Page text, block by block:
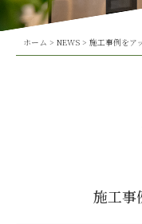
ホーム > NEWS> 施工事例をア
施工事